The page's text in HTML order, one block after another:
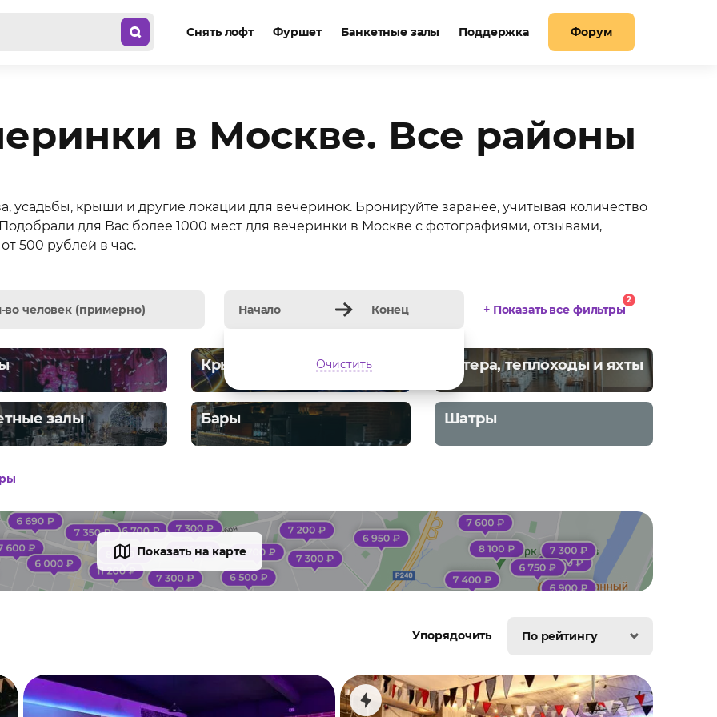
Снять лофт Фуршет Банкетные залы Поддержка Форум
в Москве. Все районы
усадьбы, крыши и другие локации для вечеринок. Бронируйте заранее, учитывая количество
для Вас более 1000 мест для вечеринки в Москве с фотографиями, отзывами,
500 рублей в час.
Очистить
+ Показать все фильтры
2
Крыши Катера, теплоходы и яхты
залы Бары Шатры
Показать на карте
Упорядочить